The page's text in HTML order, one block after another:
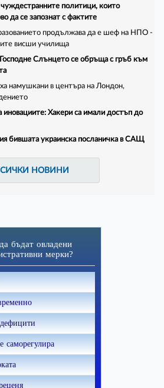
чуждестранните политици, които
да се запознат с фактите
продължава да е шеф на НПО -
висши училища
Слънцето се обръща с гръб към
намушкани в центъра на Лондон,
иновациите: Хакери са имали достъп до
бившата украинска посланичка в САЩ
НОВИНИ